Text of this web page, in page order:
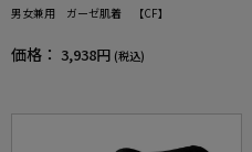
男女兼用 ガーゼ肌着 【CF】
価格： 3,938円 (税込)